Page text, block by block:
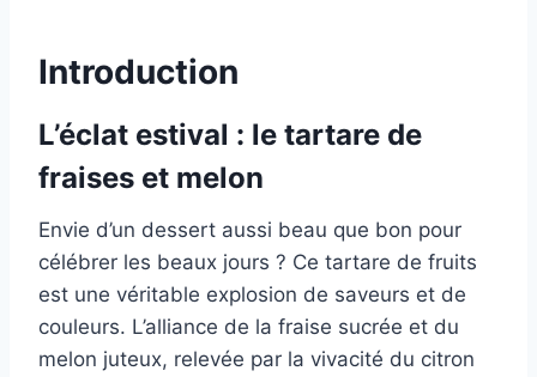
Introduction
L’éclat estival : le tartare de
fraises et melon
Envie d’un dessert aussi beau que bon pour
célébrer les beaux jours ? Ce tartare de fruits
est une véritable explosion de saveurs et de
couleurs. L’alliance de la fraise sucrée et du
melon juteux, relevée par la vivacité du citron